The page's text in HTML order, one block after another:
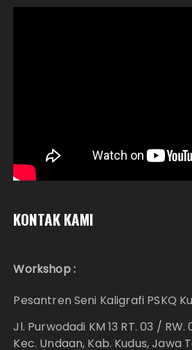
KONTAK KAMI
Workshop :
Pesantren Seni Kaligrafi PSKQ
Jl. Purwodadi KM 13 RT. 03 / RW.
Kec. Undaan, Kab. Kudus, Jawa